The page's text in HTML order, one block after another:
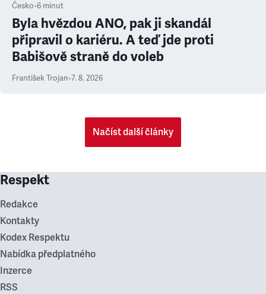
Česko•6 minut
Byla hvězdou ANO, pak ji skandál
připravil o kariéru. A teď jde proti
Babišově straně do voleb
František Trojan•7. 8. 2026
Načíst další články
Respekt
Redakce
Kontakty
Kodex Respektu
Nabídka předplatného
Inzerce
RSS